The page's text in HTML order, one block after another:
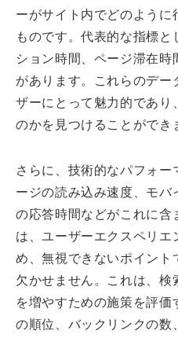
ーがサイト内でどのように
ものです。代表的な指標
ション時間、ページ滞在
があります。これらのデー
ザーにとって魅力的であり
のかを見つけることができ
さらに、技術的なパフォ
ージの読み込み速度、モバ
の応答時間などがこれに含
は、ユーザーエクスペリエ
め、無視できないポイント
欠かせません。これは、検
を増やすための施策を評価
の順位、バックリンクの数